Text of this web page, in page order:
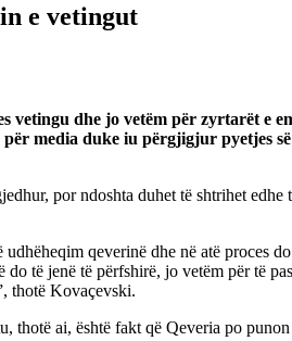
e vetingut
vetingu dhe jo vetëm për zyrtarët
media duke iu përgjigjur pyetjes
por ndoshta duhet të shtrihet
qeverinë dhe në atë proces
të jenë të përfshirë, jo vetëm për të
thotë Kovaçevski.
ai, është fakt që Qeveria po